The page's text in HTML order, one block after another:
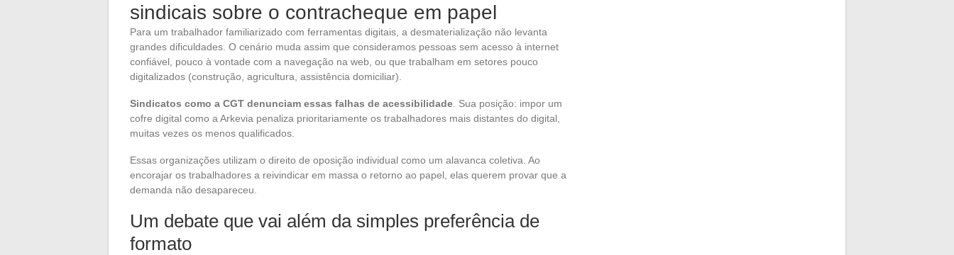
sindicais sobre o contracheque em papel
Para um trabalhador familiarizado com ferramentas digitais, a desmaterialização não levanta
grandes dificuldades. O cenário muda assim que consideramos pessoas sem acesso à internet
confiável, pouco à vontade com a navegação na web, ou que trabalham em setores pouco
digitalizados (construção, agricultura, assistência domiciliar).
Sindicatos como a CGT denunciam essas falhas de acessibilidade . Sua posição: impor um
cofre digital como a Arkevia penaliza prioritariamente os trabalhadores mais distantes do digital,
muitas vezes os menos qualificados.
Essas organizações utilizam o direito de oposição individual como um alavanca coletiva. Ao
encorajar os trabalhadores a reivindicar em massa o retorno ao papel, elas querem provar que a
demanda não desapareceu.
Um debate que vai além da simples preferência de
formato